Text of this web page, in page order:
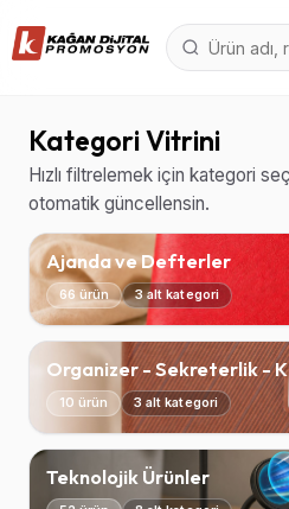
Kategori Vitrini
Hızlı filtrelemek için kategori
otomatik güncellensin.
Ajanda ve Defterler
66 ürün 3 alt kategori
Organizer - Sekreterlik -
10 ürün 3 alt kategori
Teknolojik Ürünler